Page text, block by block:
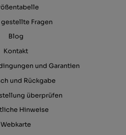
gestellte Fragen
Blog
Kontakt
und Garantien
und Rückgabe
überprüfen
Hinweise
Webkarte